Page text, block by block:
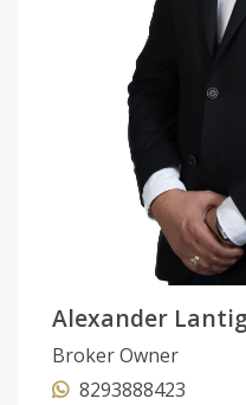
Alexander
Broker Owner
8293888423